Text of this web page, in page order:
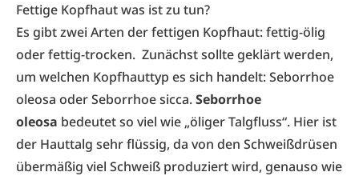
Fettige Kopfhaut was ist zu tun?
Es gibt zwei Arten der fettigen Kopfhaut: fettig-ölig
oder fettig-trocken. Zunächst sollte geklärt werden,
um welchen Kopfhauttyp es sich handelt: Seborrhoe
oleosa oder Seborrhoe sicca.­Seborrhoe
oleosa bedeutet so viel wie „öliger Talgfluss“. Hier ist
der Hauttalg sehr flüssig, da von den Schweißdrüsen
übermäßig viel Schweiß produziert wird, genauso wie